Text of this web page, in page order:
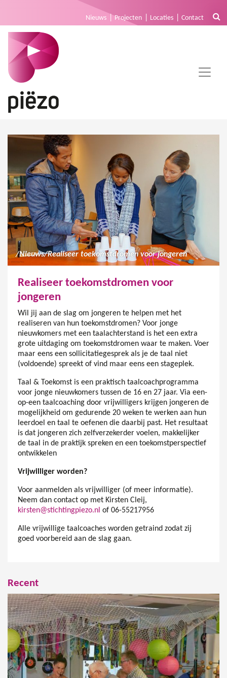
Nieuws Projecten Locaties Contact
/Nieuws/Realiseer toekomstdromen voor jongeren
Realiseer toekomstdromen voor
jongeren
Wil jij aan de slag om jongeren te helpen met het
realiseren van hun toekomstdromen? Voor jonge
nieuwkomers met een taalachterstand is het een extra
grote uitdaging om toekomstdromen waar te maken. Voer
maar eens een sollicitatiegesprek als je de taal niet
(voldoende) spreekt of vind maar eens een stageplek.
Taal & Toekomst is een praktisch taalcoachprogramma
voor jonge nieuwkomers tussen de 16 en 27 jaar. Via een-
op-een taalcoaching door vrijwilligers krijgen jongeren de
mogelijkheid om gedurende 20 weken te werken aan hun
leerdoel en taal te oefenen die daarbij past. Het resultaat
is dat jongeren zich zelfverzekerder voelen, makkelijker
de taal in de praktijk spreken en een toekomstperspectief
ontwikkelen
Vrijwilliger worden?
Voor aanmelden als vrijwilliger (of meer informatie).
Neem dan contact op met Kirsten Cleij,
kirsten@stichtingpiezo.nl of 06-55217956
Alle vrijwillige taalcoaches worden getraind zodat zij
goed voorbereid aan de slag gaan.
Recent